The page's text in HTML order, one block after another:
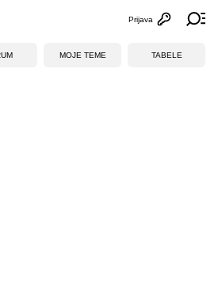
Otvori
Prijava
MOJE TEME TABELE